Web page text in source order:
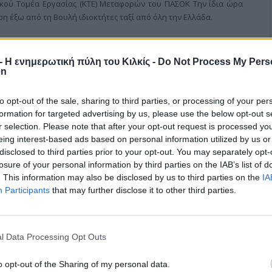
Η ενημερωτική πύλη του Κιλκίς - Do Not Process My
opt-out of the sale, sharing to third parties, or processing of your
for targeted advertising by us, please use the below opt-out
selection. Please note that after your opt-out request is processed
interest-based ads based on personal information utilized by us
to third parties prior to your opt-out. You may separately
of your personal information by third parties on the IAB’s list of
This information may also be disclosed by us to third parties on the
Participants that may further disclose it to other third parties.
Data Processing Opt Outs
opt-out of the Sharing of my personal data.
Τομέα Εργασίας (ΚΤΕ) Μεταφορών του ΠΑΣΟΚ Την ίδια ώρα
από τη Βουλή ιδιοκτήτες ταξί από όλη την Ελλάδα.
πραγματοποίησε ο πρώην Διευθυντής του Κέντρου Υγείας, κ.
γιατρός, με μεγάλη προσφορά και συγγραφικό έργο,
κ. Αθανάσιο Ζ. Λαπόρδα, με τον οποίο συζήτησε θέματα που
Δήμου και αφορούν τόσο στον νευραλγικό τομέα της υγείας, όσο
πορεία της περιοχής.
νόμιμου μετανάστη